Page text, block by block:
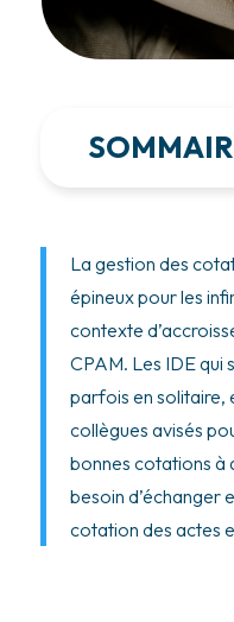
La gestion des
épineux pour les
contexte
CPAM. Les IDE qui
parfois en solitaire,
collègues avisés
bonnes cotations à
besoin d’échanger
cotation des actes